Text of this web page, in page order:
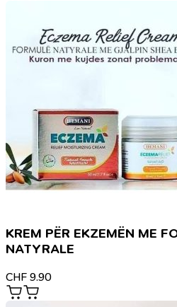
KREM PËR EKZEMËN ME
NATYRALE
CHF 9.90